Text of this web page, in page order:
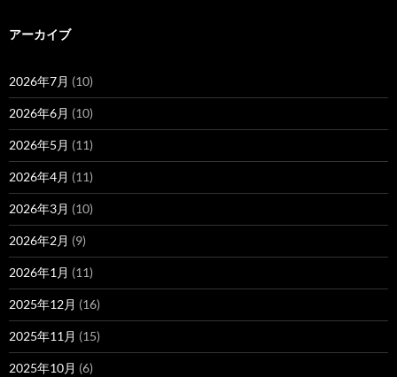
アーカイブ
2026年7月 (10)
2026年6月 (10)
2026年5月 (11)
2026年4月 (11)
2026年3月 (10)
2026年2月 (9)
2026年1月 (11)
2025年12月 (16)
2025年11月 (15)
2025年10月 (6)